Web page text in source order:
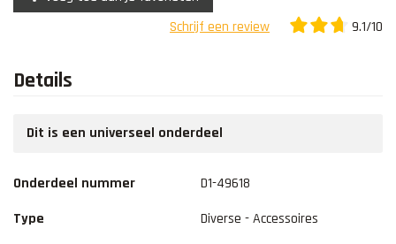
Schrijf een review
9.1/10
Details
Dit is een universeel onderdeel
Onderdeel nummer
D1-49618
Type
Diverse - Accessoires